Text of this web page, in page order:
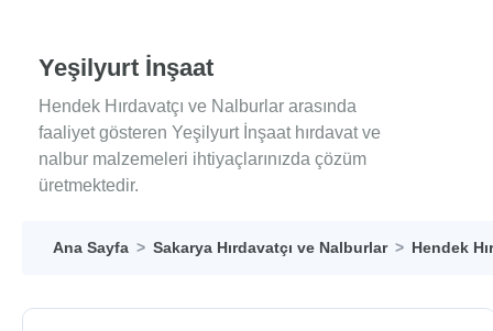
Yeşilyurt İnşaat
Hendek Hırdavatçı ve Nalburlar arasında
faaliyet gösteren Yeşilyurt İnşaat hırdavat ve
nalbur malzemeleri ihtiyaçlarınızda çözüm
üretmektedir.
Ana Sayfa Sakarya Hırdavatçı ve Nalburlar Hendek